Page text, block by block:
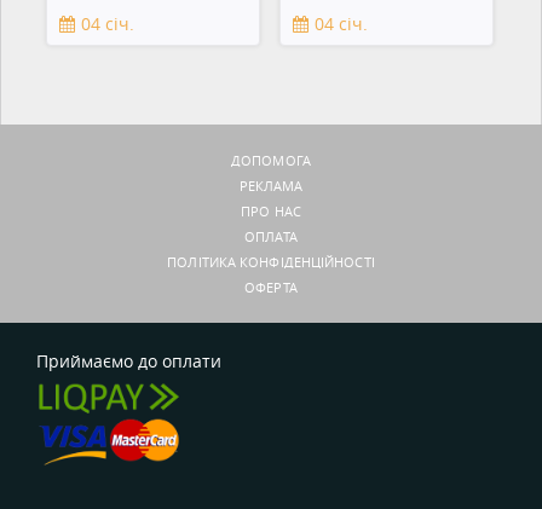
зеркальны
04 січ. 04 січ.
ДОПОМОГА
РЕКЛАМА
ПРО НАС
ОПЛАТА
ПОЛІТИКА КОНФІДЕНЦІЙНОСТІ
ОФЕРТА
Приймаємо до оплати